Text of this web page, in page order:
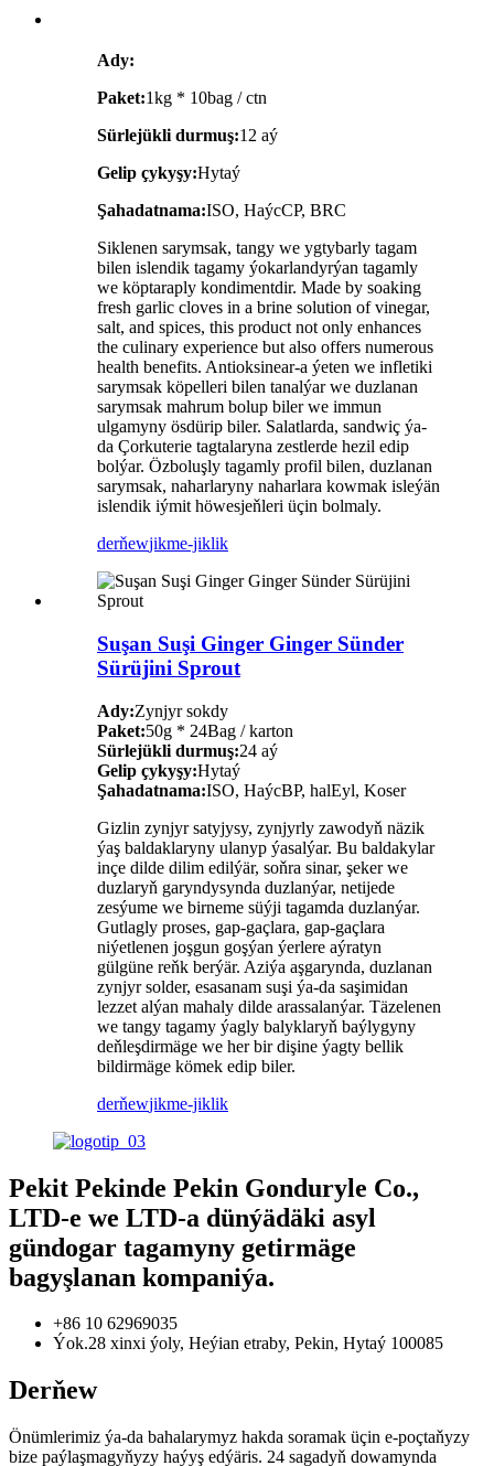
Ady:
Paket:1kg * 10bag / ctn
Sürlejükli durmuş:12 aý
Gelip çykyşy:Hytaý
Şahadatnama:ISO, HaýcCP, BRC
Siklenen sarymsak, tangy we ygtybarly tagam
bilen islendik tagamy ýokarlandyrýan tagamly
we köptaraply kondimentdir. Made by soaking
fresh garlic cloves in a brine solution of vinegar,
salt, and spices, this product not only enhances
the culinary experience but also offers numerous
health benefits. Antioksinear-a ýeten we infletiki
sarymsak köpelleri bilen tanalýar we duzlanan
sarymsak mahrum bolup biler we immun
ulgamyny ösdürip biler. Salatlarda, sandwiç ýa-
da Çorkuterie tagtalaryna zestlerde hezil edip
bolýar. Özboluşly tagamly profil bilen, duzlanan
sarymsak, naharlaryny naharlara kowmak isleýän
islendik iýmit höwesjeňleri üçin bolmaly.
derňewjikme-jiklik
Suşan Suşi Ginger Ginger Sünder
Sürüjini Sprout
Ady:Zynjyr sokdy
Paket:50g * 24Bag / karton
Sürlejükli durmuş:24 aý
Gelip çykyşy:Hytaý
Şahadatnama:ISO, HaýcBP, halEyl, Koser
Gizlin zynjyr satyjysy, zynjyrly zawodyň näzik
ýaş baldaklaryny ulanyp ýasalýar. Bu baldakylar
inçe dilde dilim edilýär, soňra sinar, şeker we
duzlaryň garyndysynda duzlanýar, netijede
zesýume we birneme süýji tagamda duzlanýar.
Gutlagly proses, gap-gaçlara, gap-gaçlara
niýetlenen joşgun goşýan ýerlere aýratyn
gülgüne reňk berýär. Aziýa aşgarynda, duzlanan
zynjyr solder, esasanam suşi ýa-da saşimidan
lezzet alýan mahaly dilde arassalanýar. Täzelenen
we tangy tagamy ýagly balyklaryň baýlygyny
deňleşdirmäge we her bir dişine ýagty bellik
bildirmäge kömek edip biler.
derňewjikme-jiklik
Pekit Pekinde Pekin Gonduryle Co.,
LTD-e we LTD-a dünýädäki asyl
gündogar tagamyny getirmäge
bagyşlanan kompaniýa.
+86 10 62969035
Ýok.28 xinxi ýoly, Heýian etraby, Pekin, Hytaý 100085
Derňew
Önümlerimiz ýa-da bahalarymyz hakda soramak üçin e-poçtaňyzy
bize paýlaşmagyňyzy haýyş edýäris. 24 sagadyň dowamynda